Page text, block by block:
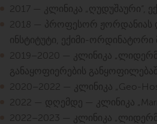
2017 — კლინიკა „ღუდუშაური”,
2018 — პროფესორ ჟორდანიას
ინსტიტუტი, ექიმი-
2019–2020 — კლინიკა
განაყოფიერების
2020–2022 — კლინიკა „Geo-
2022 — დღემდე — კლინიკა
2022–2023 — კლინიკა